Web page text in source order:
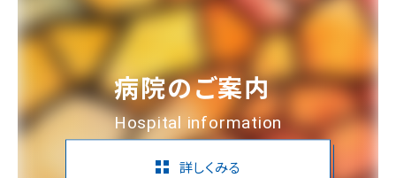
病院のご案内
Hospital information
詳しくみる